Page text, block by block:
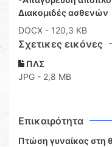
Διακομιδές ασθενών
DOCX - 120,3 KB
Σχετικες εικόνες
ΠΛΣ
JPG - 2,8 MB
Επικαιρότητα
Πτώση γυναίκας στη